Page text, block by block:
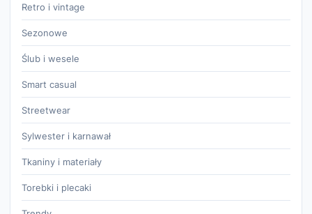
Retro i vintage
Sezonowe
Ślub i wesele
Smart casual
Streetwear
Sylwester i karnawał
Tkaniny i materiały
Torebki i plecaki